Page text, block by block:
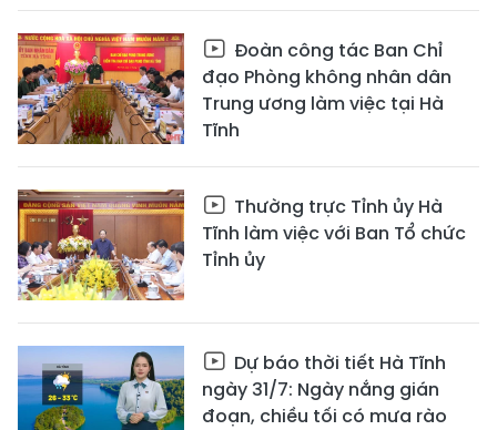
Đoàn công tác Ban Chỉ
đạo Phòng không nhân dân
Trung ương làm việc tại Hà
Tĩnh
Thường trực Tỉnh ủy Hà
Tĩnh làm việc với Ban Tổ chức
Tỉnh ủy
Dự báo thời tiết Hà Tĩnh
ngày 31/7: Ngày nắng gián
đoạn, chiều tối có mưa rào